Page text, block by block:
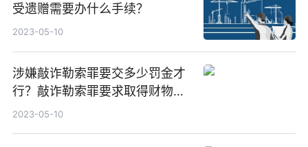
受遗赠需要办什么手续？
2023-05-10
涉嫌敲诈勒索罪要交多少罚金才
行？敲诈勒索罪要求取得财物
吗？
2023-05-10